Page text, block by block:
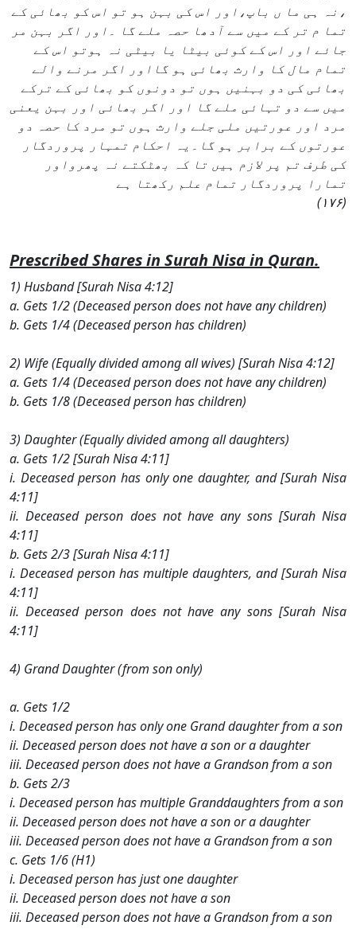
،نہ ہی ما ں باپ،اور اس کی بہن ہو تو اس کو بھائی کے
تما م تر کے میں سے آدھا حصہ ملے گا ۔اور اگر بہن مر
جائے اور اس کے کوئی بیٹا یا بیٹی نہ ہوتو اس کے
تمام مال کا وارث بھائی ہو گااور اگر مرنے والے
بھائی کی دو بہنیں ہوں تو دونوں کو بھائی کے ترکے
میں سے دو تہائی ملے گا اور اگر بھائی اور بہن یعنی
مرد اور عورتیں ملی جلے وارث ہوں تو مرد کا حصہ دو
عورتوں کے برابر ہو گا۔یہ احکام تمہار پروردگار
کی طرف تم پر لازم ہیں تا کہ بھٹکتے نہ پھرواور
تمارا پروردگار تمام علم رکھتا ہے
(۱۷۶)
Prescribed Shares in Surah Nisa in Quran.
1) Husband [Surah Nisa 4:12]
a. Gets 1/2 (Deceased person does not have any children)
b. Gets 1/4 (Deceased person has children)
2) Wife (Equally divided among all wives) [Surah Nisa 4:12]
a. Gets 1/4 (Deceased person does not have any children)
b. Gets 1/8 (Deceased person has children)
3) Daughter (Equally divided among all daughters)
a. Gets 1/2 [Surah Nisa 4:11]
i. Deceased person has only one daughter, and [Surah Nisa
4:11]
ii. Deceased person does not have any sons [Surah Nisa
4:11]
b. Gets 2/3 [Surah Nisa 4:11]
i. Deceased person has multiple daughters, and [Surah Nisa
4:11]
ii. Deceased person does not have any sons [Surah Nisa
4:11]
4) Grand Daughter (from son only)
a. Gets 1/2
i. Deceased person has only one Grand daughter from a son
ii. Deceased person does not have a son or a daughter
iii. Deceased person does not have a Grandson from a son
b. Gets 2/3
i. Deceased person has multiple Granddaughters from a son
ii. Deceased person does not have a son or a daughter
iii. Deceased person does not have a Grandson from a son
c. Gets 1/6 (H1)
i. Deceased person has just one daughter
ii. Deceased person does not have a son
iii. Deceased person does not have a Grandson from a son